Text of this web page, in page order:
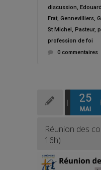
discussion
Frat, Gennevilliers,
St Michel Pasteur,
profession de foi
0 commentaires
25
MAI
Réunion des
16h)